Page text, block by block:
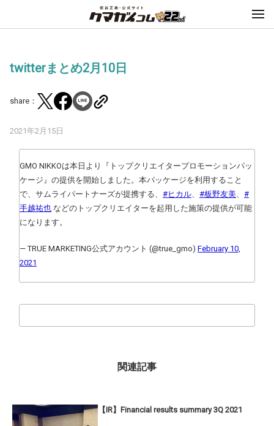
twitterまとめ2月10日
share：
2021年2月15日
GMO NIKKOは本日より『トップクリエイタープロモーションパッ
ケージ』の提供を開始しました。本パッケージを利用すること
で、サムライパートナーズが提携する、 #ヒカル #板野友美
#
手越祐也 などのトップクリエイターを起用した施策の提供が可能
になります。
— TRUE MARKETING公式アカウント (@true_gmo) February 10,
2021
関連記事
【IR】Financial results summary 3Q 2021